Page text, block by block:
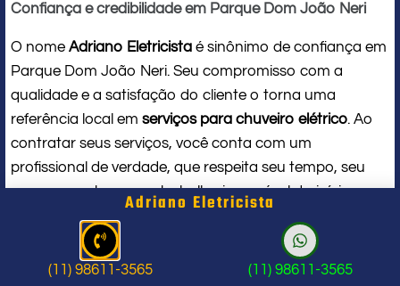
Confiança e credibilidade em Parque Dom João Neri
O nome Adriano Eletricista é sinônimo de confiança em
Parque Dom João Neri. Seu compromisso com a
qualidade e a satisfação do cliente o torna uma
referência local em serviços para chuveiro elétrico. Ao
contratar seus serviços, você conta com um
profissional de verdade, que respeita seu tempo, seu
espaço e entrega um trabalho impecável do início ao
Problema com chuveiro: sinais que
Adriano Eletricista
(11) 98611-3565 (11) 98611-3565